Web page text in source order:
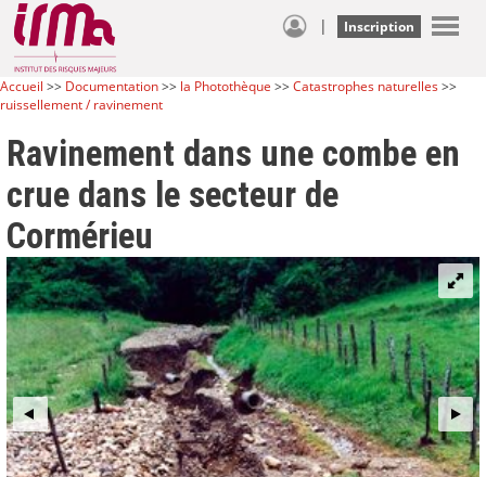
| Inscription
Accueil >> Documentation>> la Photothèque >>Catastrophes naturelles>>
ruissellement / ravinement
Ravinement dans une combe en
crue dans le secteur de
Cormérieu